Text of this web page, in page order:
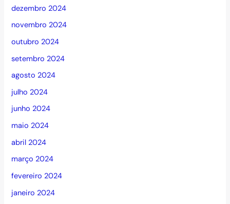
dezembro 2024
novembro 2024
outubro 2024
setembro 2024
agosto 2024
julho 2024
junho 2024
maio 2024
abril 2024
março 2024
fevereiro 2024
janeiro 2024